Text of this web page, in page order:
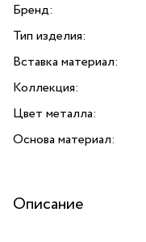
Бренд:
Тип изделия:
Вставка материал:
Коллекция:
Цвет металла:
Основа материал:
Описание